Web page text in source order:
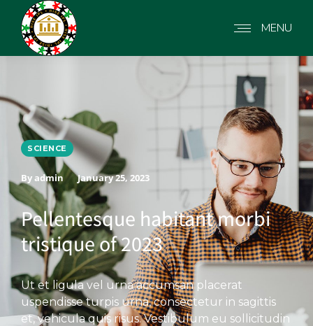
MENU
SCIENCE
By admin January 25, 2023
Pellentesque habitant morbi
tristique of 2023
Ut et ligula vel urna accumsan placerat
uspendisse turpis urna, consectetur in sagittis
et, vehicula quis risus. Vestibulum eu sollicitudin